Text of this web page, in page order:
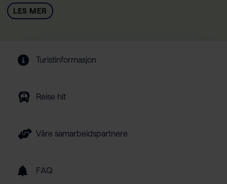
LES MER
Turistinformasjon
Reise hit
Våre samarbeidspartnere
FAQ